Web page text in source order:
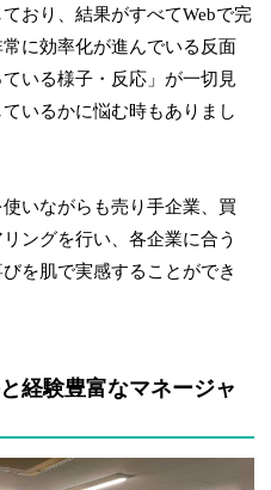
おり、結果がすべてWebで完
に効率化が進んでいる反面
いる様子・反応」が一切見
いるかに悩む時もありまし
いながらも売り手企業、買
ングを行い、各企業に合う
を肌で実感することができ
経験豊富なマネージャ